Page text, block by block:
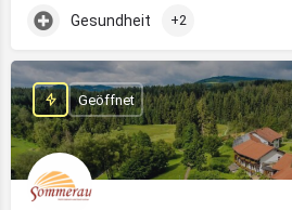
Gesundheit +2
Geöffnet